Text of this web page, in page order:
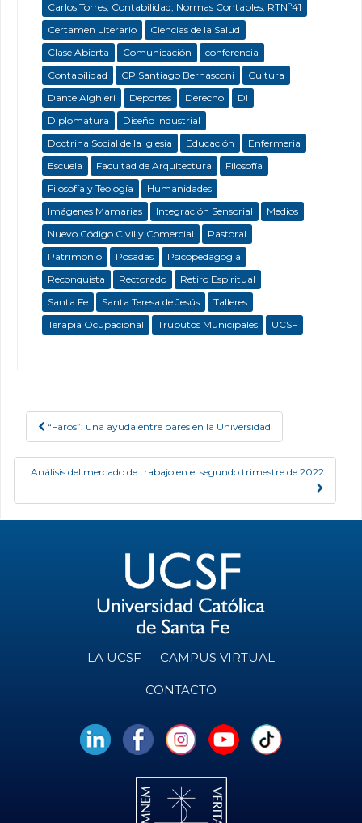
Carlos Torres; Contabilidad; Normas Contables; RTNº41
Certamen Literario
Ciencias de la Salud
Clase Abierta
Comunicación
conferencia
Contabilidad
CP Santiago Bernasconi
Cultura
Dante Alghieri
Deportes Derecho
DI
Diplomatura
Diseño Industrial
Doctrina Social de la Iglesia
Educación
Enfermeria
Escuela
Facultad de Arquitectura
Filosofía
Filosofía y Teología
Humanidades
Imágenes Mamarias
Integración Sensorial
Medios
Nuevo Código Civil y Comercial
Pastoral
Patrimonio
Posadas
Psicopedagogía
Reconquista
Rectorado
Retiro Espiritual
Santa Fe
Santa Teresa de Jesús
Talleres
Terapia Ocupacional
Trubutos Municipales UCSF
Post navigation
“Faros”: una ayuda entre pares en la Universidad
Análisis del mercado de trabajo en el segundo trimestre de 2022
LA UCSF CAMPUS VIRTUAL
CONTACTO